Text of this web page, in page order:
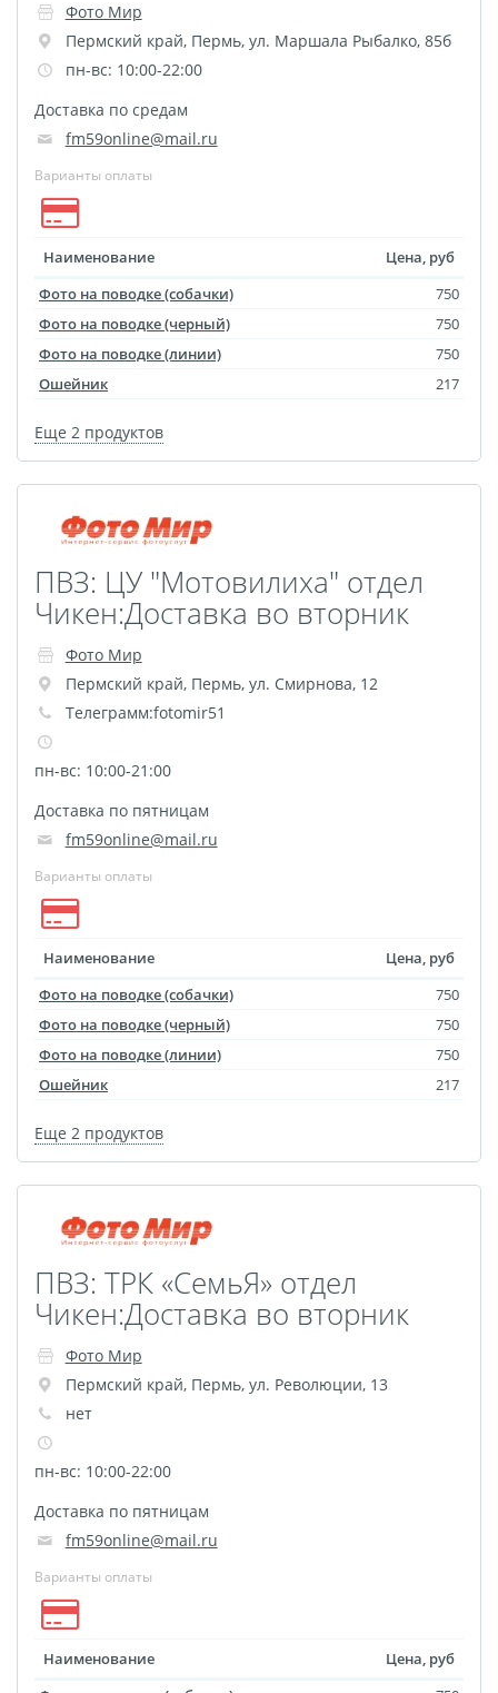
Картины на досках
Фотопечать на дереве
Печать выкроек
Фотопечать больших
размеров
Портреты в стиле
Картины на холсте
Печать чертежей
Холст настольный с
мольбертом
Фото на холсте с карт.
осн. УФ
Пресс-воллы
Флип-Флоп портрет
Фото на металле
Печать наклеек
Фотопазл
Печать на CD/DVD
Металлическая
пластина
Фото на медали
Коврик для мыши
Фото на брелках
Фото на часах
Фото на подушке
Фото на галстуке
Фото на фартуке
Фото на сумке
Фотомагниты
Фото на тарелке
Фото на кружках
Фото на футболках
Фото на бейсболке
Фото на чехле телефона
Фотосъемка в студии
Сланцы
Бессмертный полк
Ритуальная керамика
Полотенце с именем
Обложка для
документов
Брелок Госномер
Кухонные
принадлежности
Фото на стеклянной
Фото Мир
Пермский край, Пермь, ул. Маршала Рыбалко, 85б
пн-вс: 10:00-22:00
Доставка по средам
fm59online@mail.ru
Варианты оплаты
Наименование
Цена, руб
Фото на поводке (собачки)
750
Фото на поводке (черный)
750
Фото на поводке (линии)
750
Ошейник
217
Еще 2 продуктов
ПВЗ: ЦУ "Мотовилиха" отдел
Чикен:Доставка во вторник
Фото Мир
Пермский край, Пермь, ул. Смирнова, 12
Телеграмм:fotomir51
пн-вс: 10:00-21:00
Доставка по пятницам
fm59online@mail.ru
Варианты оплаты
Наименование
Цена, руб
Фото на поводке (собачки)
750
Фото на поводке (черный)
750
Фото на поводке (линии)
750
Ошейник
217
Еще 2 продуктов
ПВЗ: ТРК «СемьЯ» отдел
Чикен:Доставка во вторник
Фото Мир
Пермский край, Пермь, ул. Революции, 13
нет
пн-вс: 10:00-22:00
Доставка по пятницам
fm59online@mail.ru
Варианты оплаты
Наименование
Цена, руб